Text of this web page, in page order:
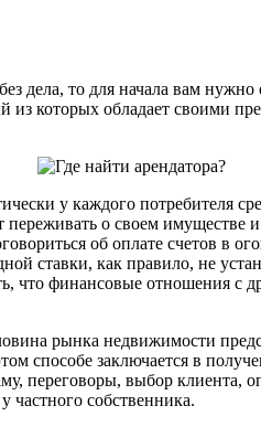
дела, то для начала вам
из которых обладает своими
у каждого потребителя
о своем имуществе и
об оплате счетов в
ставки, как правило, не
что финансовые отношения с
рынка недвижимости
способе заключается в
переговоры, выбор клиента,
частного собственника.